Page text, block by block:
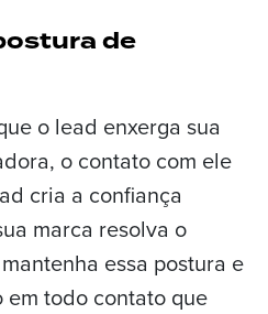
de
o lead enxerga sua
o contato com ele
cria a confiança
marca resolva o
essa postura e
todo contato que